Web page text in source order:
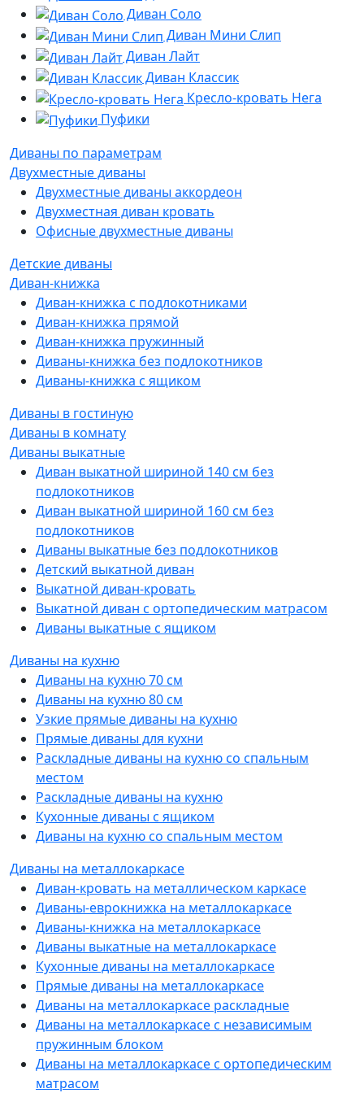
Диван Соло
Диван Мини Слип
Диван Лайт
Диван Классик
Кресло-кровать Нега
Пуфики
Диваны по параметрам
Двухместные диваны
Двухместные диваны аккордеон
Двухместная диван кровать
Офисные двухместные диваны
Детские диваны
Диван-книжка
Диван-книжка с подлокотниками
Диван-книжка прямой
Диван-книжка пружинный
Диваны-книжка без подлокотников
Диваны-книжка с ящиком
Диваны в гостиную
Диваны в комнату
Диваны выкатные
Диван выкатной шириной 140 см без
подлокотников
Диван выкатной шириной 160 см без
подлокотников
Диваны выкатные без подлокотников
Детский выкатной диван
Выкатной диван-кровать
Выкатной диван с ортопедическим матрасом
Диваны выкатные с ящиком
Диваны на кухню
Диваны на кухню 70 см
Диваны на кухню 80 см
Узкие прямые диваны на кухню
Прямые диваны для кухни
Раскладные диваны на кухню со спальным
местом
Раскладные диваны на кухню
Кухонные диваны с ящиком
Диваны на кухню со спальным местом
Диваны на металлокаркасе
Диван-кровать на металлическом каркасе
Диваны-еврокнижка на металлокаркасе
Диваны-книжка на металлокаркасе
Диваны выкатные на металлокаркасе
Кухонные диваны на металлокаркасе
Прямые диваны на металлокаркасе
Диваны на металлокаркасе раскладные
Диваны на металлокаркасе с независимым
пружинным блоком
Диваны на металлокаркасе с ортопедическим
матрасом